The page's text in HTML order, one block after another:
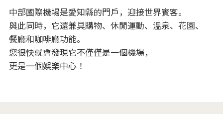
中部國際機場是愛知縣的門戶，迎接世界賓客。
與此同時，它還兼具購物、休閒運動、溫泉、花園、
餐廳和咖啡廳功能。
您很快就會發現它不僅僅是一個機場，
更是一個娛樂中心！